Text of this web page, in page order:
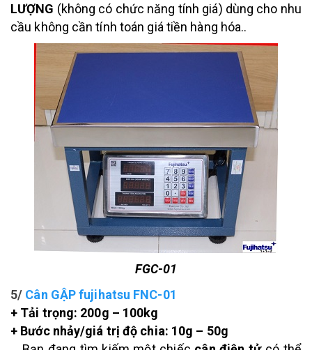
LƯỢNG (không có chức năng tính giá) dùng cho nhu
cầu không cần tính toán giá tiền hàng hóa..
FGC-01
5/ Cân GẬP fujihatsu FNC-01
+ Tải trọng: 200g – 100kg
+ Bước nhảy/giá trị độ chia: 10g – 50g